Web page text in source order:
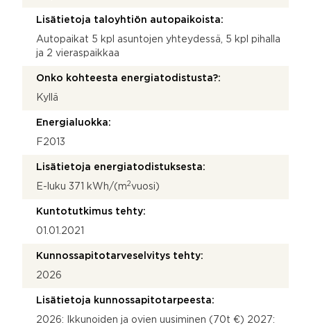
Lisätietoja taloyhtiön autopaikoista:
Autopaikat 5 kpl asuntojen yhteydessä, 5 kpl pihalla
ja 2 vieraspaikkaa
Onko kohteesta energiatodistusta?:
Kyllä
Energialuokka:
F2013
Lisätietoja energiatodistuksesta:
E-luku 371 kWh/(m2vuosi)
Kuntotutkimus tehty:
01.01.2021
Kunnossapitotarveselvitys tehty:
2026
Lisätietoja kunnossapitotarpeesta:
2026: Ikkunoiden ja ovien uusiminen (70t €) 2027: